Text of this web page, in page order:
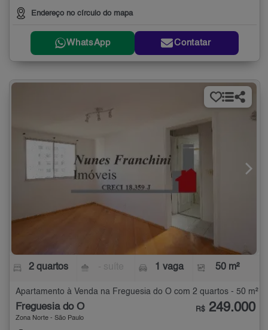
Endereço no círculo do mapa
WhatsApp Contatar
2 quartos 1 vaga 50 m²
Apartamento à Venda na Freguesia do Ó com 2 quartos - 50 m²
Freguesia do Ó
Zona Norte - São Paulo
R$ 249.000